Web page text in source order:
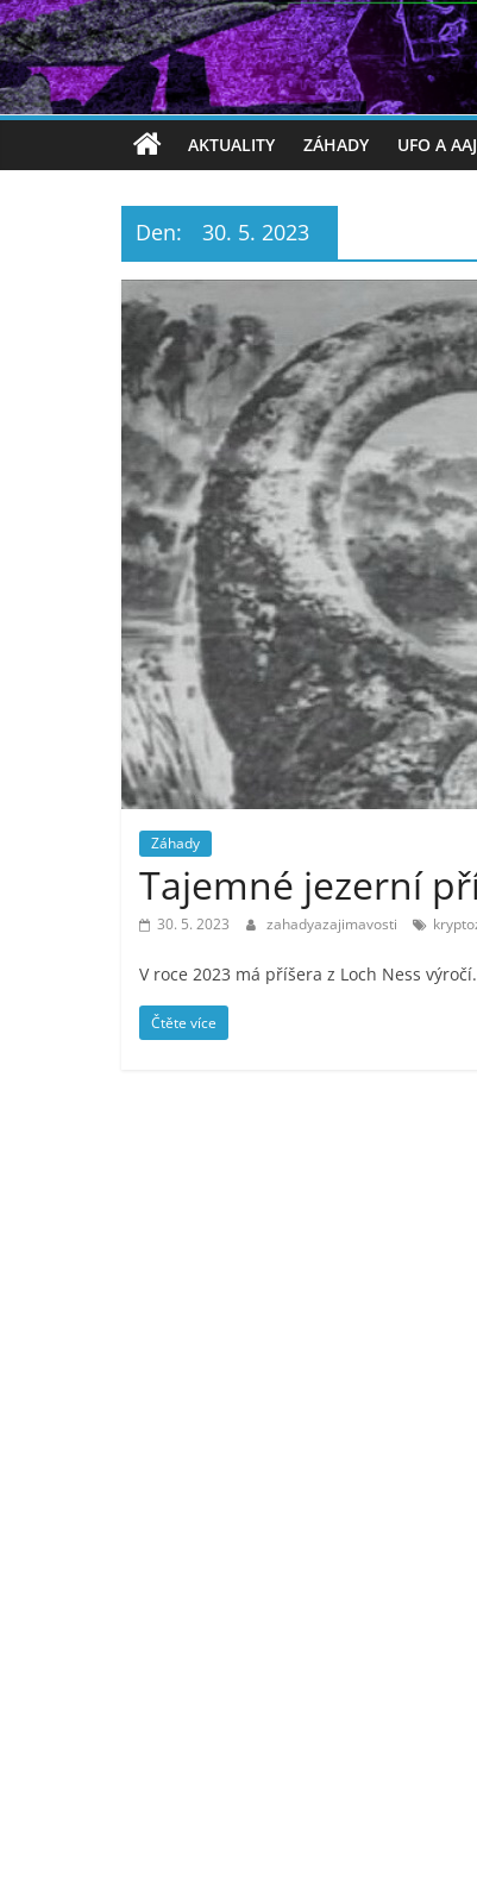
AKTUALITY ZÁHADY UFO A AAJ
Den: 30. 5. 2023
Záhady
Tajemné jezerní
30. 5. 2023 zahadyazajimavosti
V roce 2023 má příšera z Loch Ness výročí.
Čtěte více